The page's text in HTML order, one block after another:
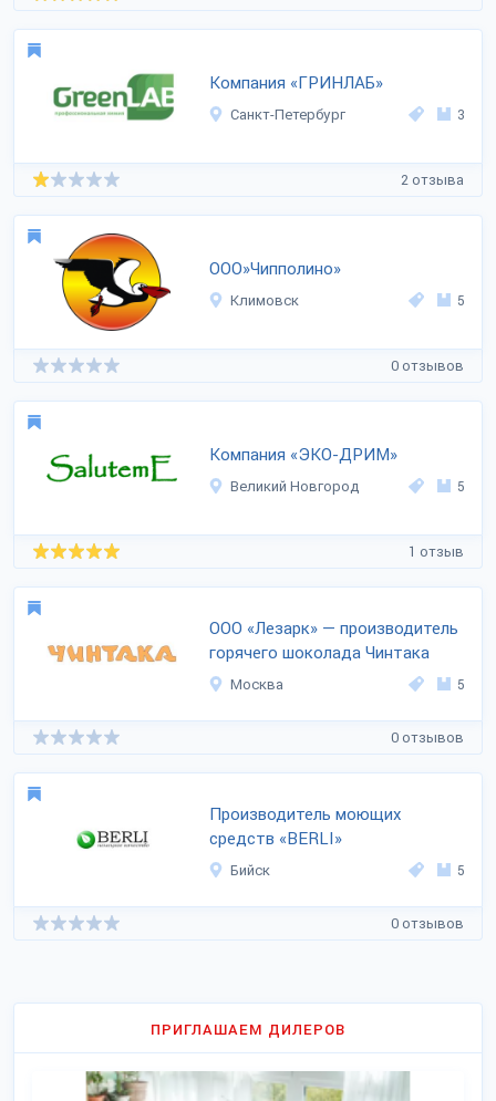
Компания «ГРИНЛАБ»
Санкт-Петербург 3
2 отзыва
ООО»Чипполино»
Климовск 5
0 отзывов
Компания «ЭКО-ДРИМ»
Великий Новгород 5
1 отзыв
ООО «Лезарк» — производитель
горячего шоколада Чинтака
Москва 5
0 отзывов
Производитель моющих
средств «BERLI»
Бийск 5
0 отзывов
ПРИГЛАШАЕМ ДИЛЕРОВ